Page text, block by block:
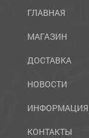
ГЛАВНАЯ
МАГАЗИН
ДОСТАВКА
НОВОСТИ
ИНФОРМАЦИЯ
КОНТАКТЫ